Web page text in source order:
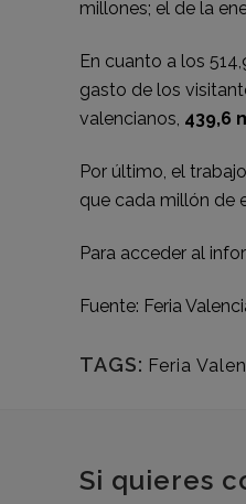
millones; el de la
En cuanto a los
gasto de los
valencianos, 439,6
Por último, el
que cada millón de
Para acceder al
Fuente: Feria
TAGS: Feria
Si quieres